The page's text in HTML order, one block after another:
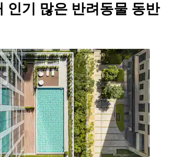
인기 많은 반려동물 동반